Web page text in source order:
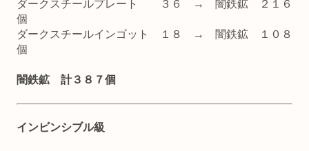
ダークスチールプレート ３６ → 闇鉄鉱 ２１６
個
ダークスチールインゴット １８ → 闇鉄鉱 １０８
個
闇鉄鉱 計３８７個
インビンシブル級